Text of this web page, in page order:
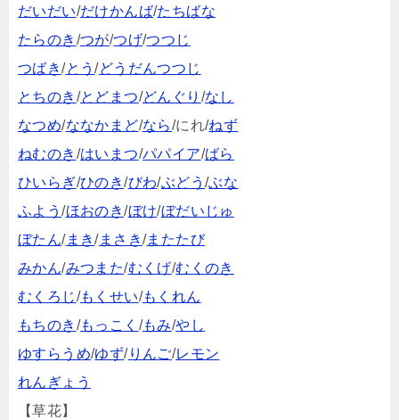
だいだい/だけかんば/たちばな
たらのき /つが/つげ/つつじ
つばき/とう/どうだんつつじ
とちのき /とどまつ/どんぐり /なし
なつめ/ななかまど/なら/にれ/ねず
ねむのき /はいまつ/パパイア/ばら
ひいらぎ/ひのき/びわ/ぶどう/ぶな
ふよう/ほおのき/ぼけ/ぼだいじゅ
ぼたん/まき/まさき/またたび
みかん/みつまた/むくげ/むくのき
むくろじ/もくせい/もくれん
もちのき /もっこく /もみ/やし
ゆすらうめ/ゆず/りんご/レモン
れんぎょう
【草花】